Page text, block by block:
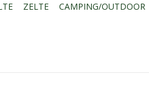
ZELTE CAMPING/OUTDOOR